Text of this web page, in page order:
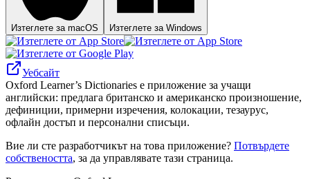
Изтеглете за macOS Изтеглете за Windows
Уебсайт
Oxford Learner’s Dictionaries е приложение за учащи
английски: предлага британско и американско произношение,
дефиниции, примерни изречения, колокации, тезаурус,
офлайн достъп и персонални списъци.
Вие ли сте разработчикът на това приложение? Потвърдете
собствеността, за да управлявате тази страница.